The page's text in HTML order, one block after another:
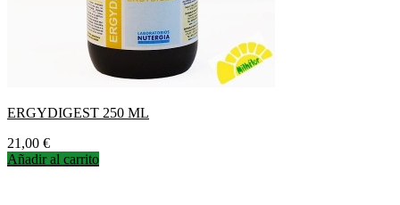
ERGYDIGEST 250 ML
Precio
21,00 €
Añadir al carrito